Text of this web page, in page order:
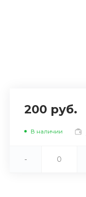
200 руб.
В наличии
-